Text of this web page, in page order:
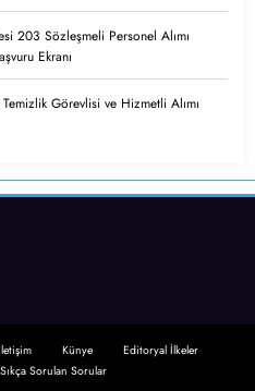
203 Sözleşmeli Personel Alımı
Ekranı
Görevlisi ve Hizmetli Alımı
Künye
Editoryal İlkeler
Sıkça Sorulan Sorular